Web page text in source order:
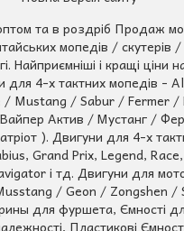
та в роздріб Продаж
мопедів / скутерів
Найприємніші і кращі ціни
для 4-х тактних мопедів -
/ Mustang / Sabur / Fermer
Актив / Мустанг /
). Двигуни для 4-х
Grand Prix, Legend,
і тд. Двигуни для
/ Geon / Zongshen /
для фуршета, Ємності
Пластикові